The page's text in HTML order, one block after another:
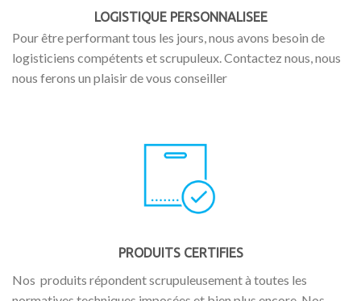
LOGISTIQUE PERSONNALISEE
Pour être performant tous les jours, nous avons besoin de
logisticiens compétents et scrupuleux. Contactez nous, nous
nous ferons un plaisir de vous conseiller
PRODUITS CERTIFIES
Nos produits répondent scrupuleusement à toutes les